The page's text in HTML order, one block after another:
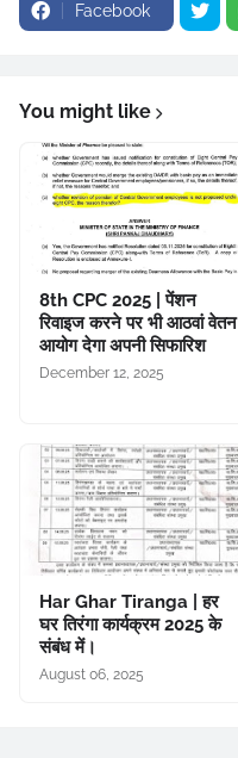
Facebook
You might like
8th CPC 2025 | पेंशन
रिवाइज करने पर भी आठवां वेतन
आयोग देगा अपनी सिफारिश
December 12, 2025
Har Ghar Tiranga | हर
घर तिरंगा कार्यक्रम 2025 के
संबंध में।
August 06, 2025